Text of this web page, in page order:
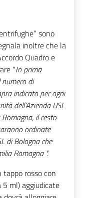
sono
inoltre che la
Quadro e
"In prima
di
indicato per ogni
dell’Azienda USL
il resto
ordinate
di Bologna che
Romagna ".
rosso con
5 ml) aggiudicate